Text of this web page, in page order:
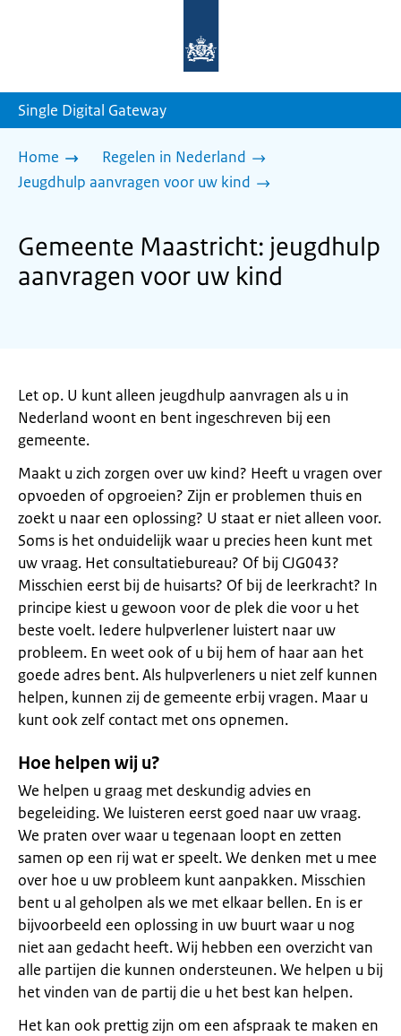
homepage
Single Digital Gateway
Home
Regelen in Nederland
Jeugdhulp aanvragen voor uw kind
Gemeente Maastricht: jeugdhulp
aanvragen voor uw kind
Let op. U kunt alleen jeugdhulp aanvragen als u in
Nederland woont en bent ingeschreven bij een
gemeente.
Maakt u zich zorgen over uw kind? Heeft u vragen over
opvoeden of opgroeien? Zijn er problemen thuis en
zoekt u naar een oplossing? U staat er niet alleen voor.
Soms is het onduidelijk waar u precies heen kunt met
uw vraag. Het consultatiebureau? Of bij CJG043?
Misschien eerst bij de huisarts? Of bij de leerkracht? In
principe kiest u gewoon voor de plek die voor u het
beste voelt. Iedere hulpverlener luistert naar uw
probleem. En weet ook of u bij hem of haar aan het
goede adres bent. Als hulpverleners u niet zelf kunnen
helpen, kunnen zij de gemeente erbij vragen. Maar u
kunt ook zelf contact met ons opnemen.
Hoe helpen wij u?
We helpen u graag met deskundig advies en
begeleiding. We luisteren eerst goed naar uw vraag.
We praten over waar u tegenaan loopt en zetten
samen op een rij wat er speelt. We denken met u mee
over hoe u uw probleem kunt aanpakken. Misschien
bent u al geholpen als we met elkaar bellen. En is er
bijvoor­beeld een oplossing in uw buurt waar u nog
niet aan gedacht heeft. Wij hebben een overzicht van
alle partijen die kunnen ondersteunen. We helpen u bij
het vinden van de partij die u het best kan helpen.
Het kan ook prettig zijn om een afspraak te maken en